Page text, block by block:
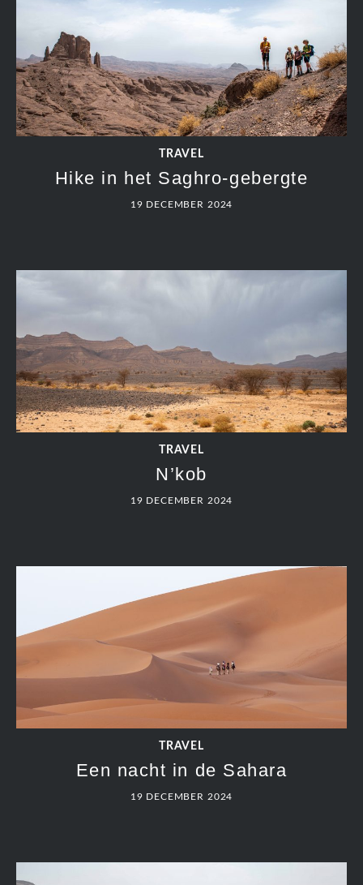
TRAVEL
Hike in het Saghro-gebergte
19 DECEMBER 2024
TRAVEL
N’kob
19 DECEMBER 2024
TRAVEL
Een nacht in de Sahara
19 DECEMBER 2024